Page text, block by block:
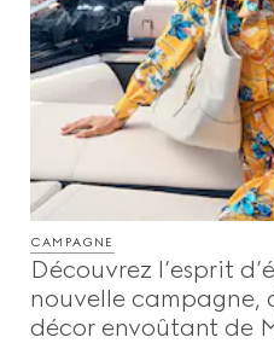
Gucci Equilibrium
Making Of
CAMPAGNE
Découvrez l’esprit
nouvelle campagne,
décor envoûtant de